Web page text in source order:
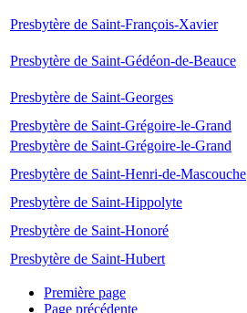
Presbytère de Saint-François-Xavier
Presbytère de Saint-Gédéon-de-Beauce
Presbytère de Saint-Georges
Presbytère de Saint-Grégoire-le-Grand
Presbytère de Saint-Grégoire-le-Grand
Presbytère de Saint-Henri-de-Mascouche
Presbytère de Saint-Hippolyte
Presbytère de Saint-Honoré
Presbytère de Saint-Hubert
Première page
Page précédente